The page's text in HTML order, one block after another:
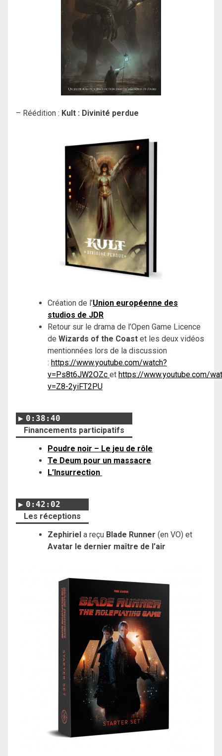
– Réédition : Kult : Divinité perdue
Création de l’Union européenne des
studios de JDR
Retour sur le drama de l’Open Game Licence
de Wizards of the Coast et les deux vidéos
mentionnées lors de la discussion
: https://www.youtube.com/watch?
v=Ps8t6JW2OZc et https://www.youtube.com/
v=Z8-2yiFT2PU
0:38:40
Financements participatifs
Poudre noir – Le jeu de rôle
Te Deum pour un massacre
L’Insurrection
0:42:02
Les réceptions
Zephiriel a reçu Blade Runner (en VO) et
Avatar le dernier maître de l’air